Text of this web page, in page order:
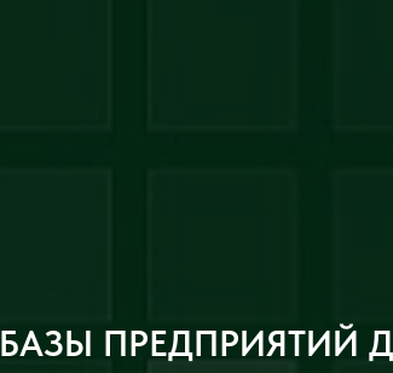
БАЗЫ ПРЕДПРИЯТИЙ